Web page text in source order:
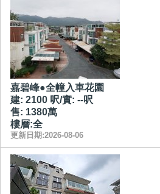
嘉碧峰●全幢入車花園
建: 2100 呎/實: --呎
售: 1380萬
樓層:全
更新日期:2026-08-06